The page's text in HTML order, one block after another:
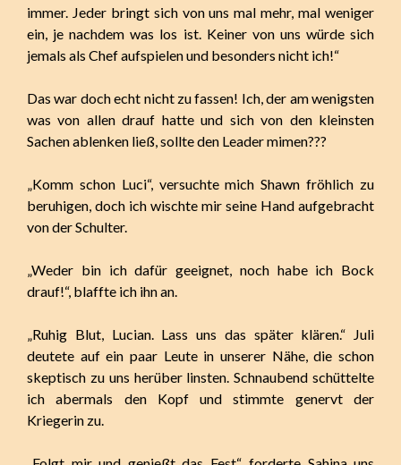
immer. Jeder bringt sich von uns mal mehr, mal weniger
ein, je nachdem was los ist. Keiner von uns würde sich
jemals als Chef aufspielen und besonders nicht ich!“
Das war doch echt nicht zu fassen! Ich, der am wenigsten
was von allen drauf hatte und sich von den kleinsten
Sachen ablenken ließ, sollte den Leader mimen???
„Komm schon Luci“, versuchte mich Shawn fröhlich zu
beruhigen, doch ich wischte mir seine Hand aufgebracht
von der Schulter.
„Weder bin ich dafür geeignet, noch habe ich Bock
drauf!“, blaffte ich ihn an.
„Ruhig Blut, Lucian. Lass uns das später klären.“ Juli
deutete auf ein paar Leute in unserer Nähe, die schon
skeptisch zu uns herüber linsten. Schnaubend schüttelte
ich abermals den Kopf und stimmte genervt der
Kriegerin zu.